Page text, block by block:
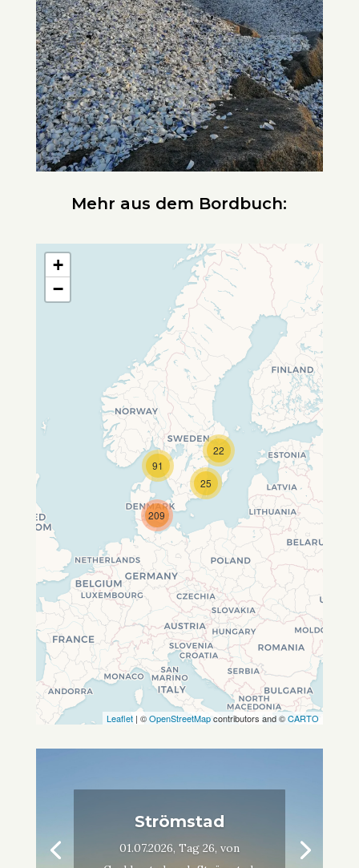
Mehr aus dem Bordbuch:
Travelers' Map wird geladen …
Wenn du dies siehst, nachdem
deine Seite vollständig geladen
wurde, fehlen leafletJS-Dateien.
22
25
209
91
+
−
Leaflet | ©OpenStreetMapcontributors and ©CARTO
Strömstad
01.07.2026, Tag 26, von